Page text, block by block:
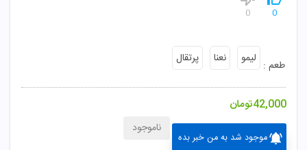
0
0
طعم : لیمو نعنا پرتقال
42,000تومان
موجود شد به من خبر بده
ناموجود